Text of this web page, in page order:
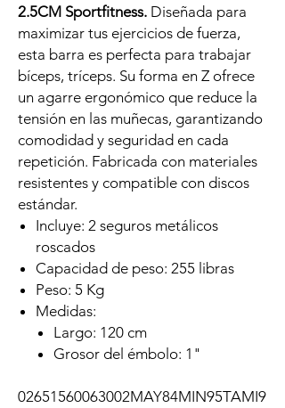
2.5CM Sportfitness. Diseñada para
maximizar tus ejercicios de fuerza,
esta barra es perfecta para trabajar
bíceps, tríceps. Su forma en Z ofrece
un agarre ergonómico que reduce la
tensión en las muñecas, garantizando
comodidad y seguridad en cada
repetición. Fabricada con materiales
resistentes y compatible con discos
estándar.
Incluye: 2 seguros metálicos
roscados
Capacidad de peso: 255 libras
Peso: 5 Kg
Medidas:
Largo: 120 cm
Grosor del émbolo: 1"
02651560063002MAY84MIN95TAMI9